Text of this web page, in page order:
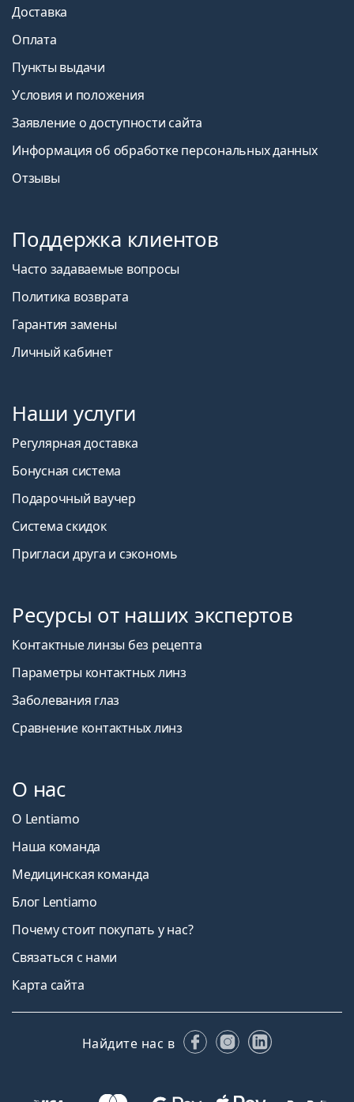
Доставка
Оплата
Пункты выдачи
Условия и положения
Заявление о доступности сайта
Информация об обработке персональных данных
Отзывы
Поддержка клиентов
Часто задаваемые вопросы
Политика возврата
Гарантия замены
Личный кабинет
Наши услуги
Регулярная доставка
Бонусная система
Подарочный ваучер
Система скидок
Пригласи друга и сэкономь
Ресурсы от наших экспертов
Контактные линзы без рецепта
Параметры контактных линз
Заболевания глаз
Сравнение контактных линз
О нас
О Lentiamo
Наша команда
Медицинская команда
Блог Lentiamo
Почему стоит покупать у нас?
Связаться с нами
Карта сайта
Найдите нас в FacebookInstagram
LinkedIn